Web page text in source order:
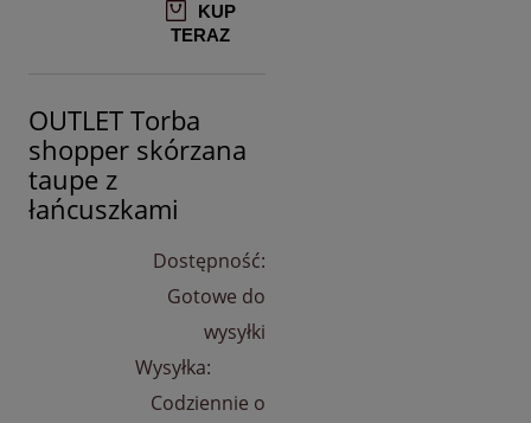
KUP
TERAZ
OUTLET Torba
shopper skórzana
taupe z
łańcuszkami
Dostępność:
Gotowe do
wysyłki
Wysyłka:
Codziennie o